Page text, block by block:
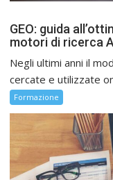
GEO: guida
motori di ricerca
Negli ultimi anni il
cercate e utilizzate
Formazione